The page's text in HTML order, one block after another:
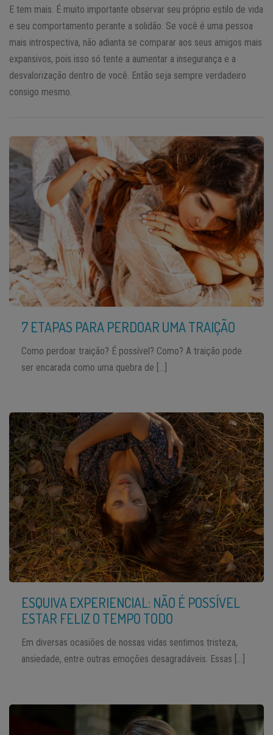
E tem mais. É muito importante observar seu próprio estilo de vida
e seu comportamento perante a solidão. Se você é uma pessoa
mais introspectiva, não adianta se comparar aos seus amigos mais
expansivos, pois isso só tente a aumentar a insegurança e a
desvalorização dentro de você. Então seja sempre verdadeiro
consigo mesmo.
7 ETAPAS PARA PERDOAR UMA TRAIÇÃO
Como perdoar traição? É possível? Como? A traição pode
ser encarada como uma quebra de […]
ESQUIVA EXPERIENCIAL: NÃO É POSSÍVEL
ESTAR FELIZ O TEMPO TODO
Em diversas ocasiões de nossas vidas sentimos tristeza,
ansiedade, entre outras emoções desagradáveis. Essas […]